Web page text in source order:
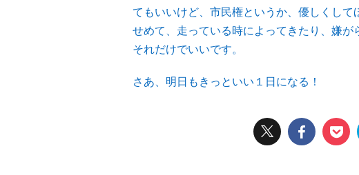
てもいいけど、市民権というか、優しくして
せめて、走っている時によってきたり、嫌が
それだけでいいです。
さあ、明日もきっといい１日になる！